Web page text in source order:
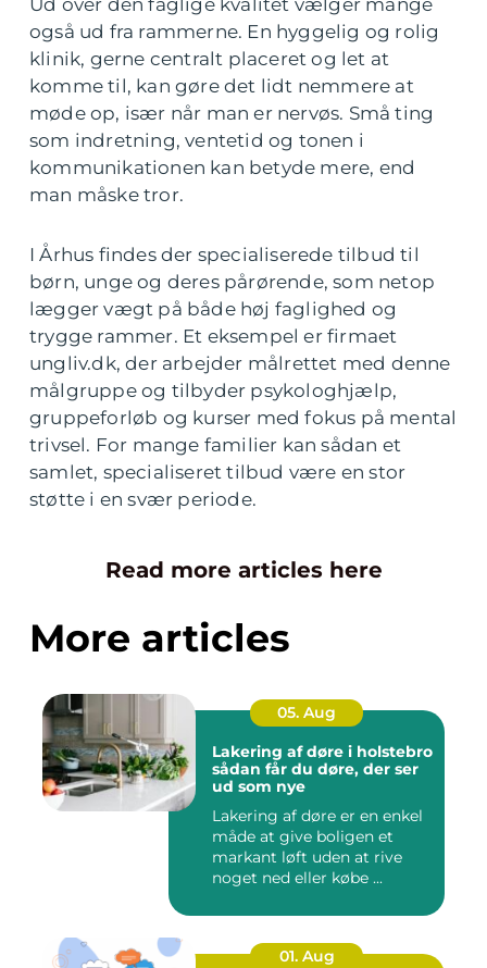
Ud over den faglige kvalitet vælger mange
også ud fra rammerne. En hyggelig og rolig
klinik, gerne centralt placeret og let at
komme til, kan gøre det lidt nemmere at
møde op, især når man er nervøs. Små ting
som indretning, ventetid og tonen i
kommunikationen kan betyde mere, end
man måske tror.
I Århus findes der specialiserede tilbud til
børn, unge og deres pårørende, som netop
lægger vægt på både høj faglighed og
trygge rammer. Et eksempel er firmaet
ungliv.dk, der arbejder målrettet med denne
målgruppe og tilbyder psykologhjælp,
gruppeforløb og kurser med fokus på mental
trivsel. For mange familier kan sådan et
samlet, specialiseret tilbud være en stor
støtte i en svær periode.
Read more articles here
More articles
05. Aug
Lakering af døre i holstebro
sådan får du døre, der ser
ud som nye
Lakering af døre er en enkel
måde at give boligen et
markant løft uden at rive
noget ned eller købe ...
01. Aug